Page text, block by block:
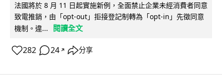
法國將於 8 月 11 日起實施新例，全面禁止企業未經消費者同意
致電推銷，由「opt-out」拒接登記制轉為「opt-in」先徵同意
機制。違...
閱讀全文
282 24 ↗ 分享